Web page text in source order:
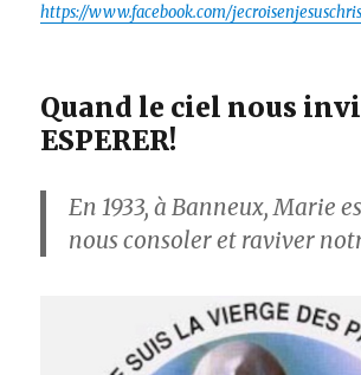
https://www.facebook.com/
Quand le ciel nous
ESPERER!
En 1933, à Banneux, Marie
nous consoler et raviver